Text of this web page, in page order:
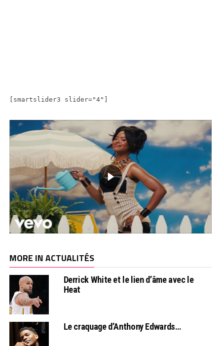
[smartslider3 slider="4"]
MORE IN ACTUALITÉS
Derrick White et le lien d’âme avec le
Heat
Le craquage d’Anthony Edwards…